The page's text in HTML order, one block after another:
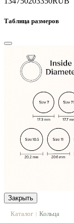
Таблица размеров
Закрыть
Каталог | Кольца